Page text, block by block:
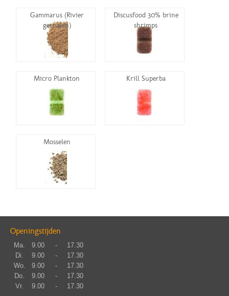
Gammarus (Rivier
garnalen)
Discusfood 30% brine
shrimps
Micro Plankton Krill Superba
Mosselen
Openingstijden
Ma. 9.00 -
17.30
Di.
9.00 -
17.30
Wo.
9.00 -
17.30
Do.
9.00 -
17.30
Vr.
9.00 - 17.30